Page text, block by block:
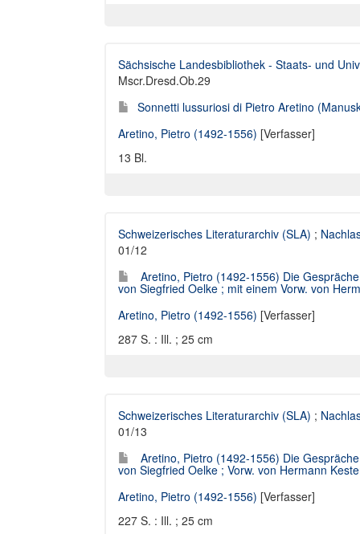
Sächsische Landesbibliothek - Staats- und
Mscr.Dresd.Ob.29
Sonnetti lussuriosi di Pietro Aretino
Aretino, Pietro (1492-1556) [Verfasser]
13 Bl.
Schweizerisches Literaturarchiv (SLA) ;
01/12
Aretino, Pietro (1492-1556) Die
von Siegfried Oelke ; mit einem Vorw. von
Aretino, Pietro (1492-1556) [Verfasser]
287 S. : Ill. ; 25 cm
Schweizerisches Literaturarchiv (SLA) ;
01/13
Aretino, Pietro (1492-1556) Die
von Siegfried Oelke ; Vorw. von Hermann
Aretino, Pietro (1492-1556) [Verfasser]
227 S. : Ill. ; 25 cm